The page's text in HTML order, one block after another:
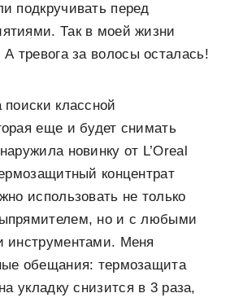
подкручивать перед
Так в моей жизни
А тревога за волосы осталась!
классной
еще и будет снимать
новинку от L’Oreal
концентрат
использовать не только
но и с любыми
инструментами. Меня
обещания: термозащита
укладку снизится в 3 раза,